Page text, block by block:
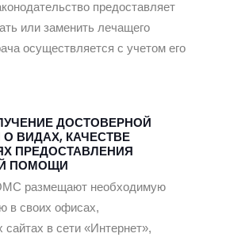
предоставляет
или заменить лечащего
осуществляется с учетом его
ДОСТОВЕРНОЙ
ВИДАХ, КАЧЕСТВЕ
ПРЕДОСТАВЛЕНИЯ
ПОМОЩИ
размещают необходимую
в своих офисах,
в сети «Интернет»,